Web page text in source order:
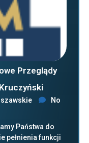
Przeglądy
No
Państwa do
pełnienia funkcji